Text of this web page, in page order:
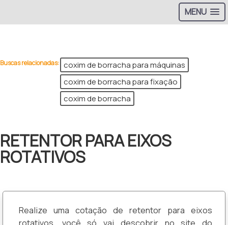
MENU
Buscas relacionadas: coxim de borracha para máquinas
coxim de borracha para fixação
coxim de borracha
RETENTOR PARA EIXOS
ROTATIVOS
Realize uma cotação de retentor para eixos